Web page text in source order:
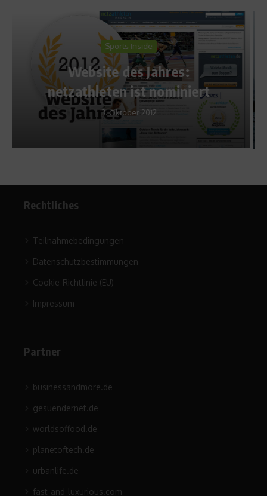
Reise & Freizeit
Come Fly With Me –
auf den Malediven
7. Mai 2019
Rechtliches
Teilnahmebedingungen
Datenschutzbestimmungen
Cookie-Richtlinie (EU)
Impressum
Partner
businessandmore.de
gesuendernet.de
worldsoffood.de
planetoftech.de
urbanlife.de
fast-and-luxurious.com